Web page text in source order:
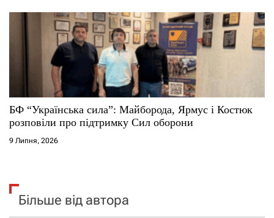
БФ “Українська сила”: Майборода, Ярмус і Костюк
розповіли про підтримку Сил оборони
9 Липня, 2026
Більше від автора